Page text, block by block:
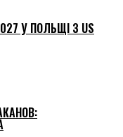
У ПОЛЬЩІ З US